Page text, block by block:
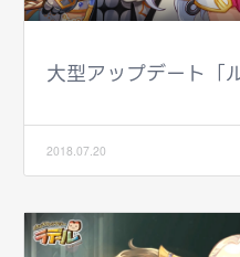
大型アップデート「
2018.07.20